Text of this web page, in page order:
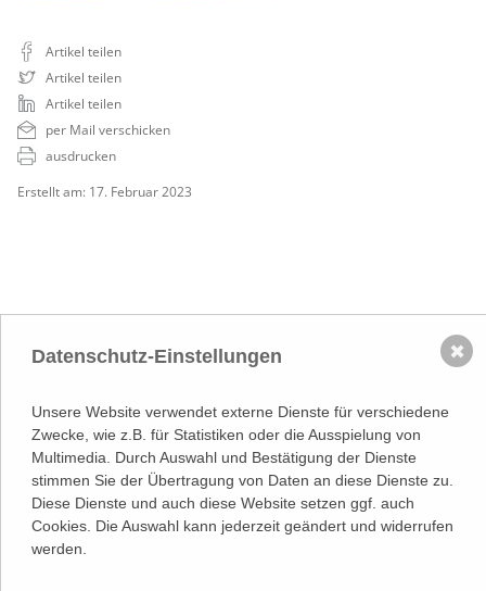
Artikel teilen
Artikel teilen
Artikel teilen
per Mail verschicken
ausdrucken
Erstellt am: 17. Februar 2023
NACH OBEN
Österreichischer
Wirtschaftsverlag GmbH
Adresse
Lassallestraße 7a, Unit 5, Top 101-
1
1020 Wien
(–>Google Maps)
Kontakt
T (+43 1) 546 64-0
Datenschutz-Einstellungen
Unsere Website verwendet externe Dienste für verschiedene
Zwecke, wie z.B. für Statistiken oder die Ausspielung von
Multimedia. Durch Auswahl und Bestätigung der Dienste
stimmen Sie der Übertragung von Daten an diese Dienste zu.
Diese Dienste und auch diese Website setzen ggf. auch
Cookies. Die Auswahl kann jederzeit geändert und widerrufen
werden.
✖